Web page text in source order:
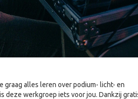
graag alles leren over podium- licht- en
deze werkgroep iets voor jou. Dankzij